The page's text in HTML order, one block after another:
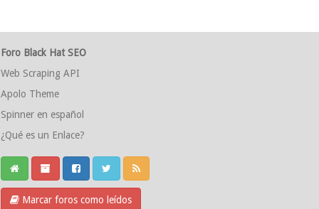
Foro Black Hat SEO
Web Scraping API
Apolo Theme
Spinner en español
¿Qué es un Enlace?
Marcar foros como leídos